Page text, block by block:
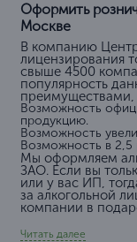
Оформить
Москве
В компанию
лицензирования
свыше 4500
популярность
преимуществами,
Возможность
продукцию.
Возможность
Возможность в 2,5
Мы оформляем
ЗАО. Если вы
или у вас ИП,
за алкогольной
компании в
Читать далее